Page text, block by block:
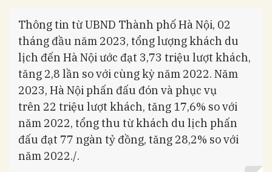
Thông tin từ UBND Thành phố Hà Nội, 02
tháng đầu năm 2023, tổng lượng khách du
lịch đến Hà Nội ước đạt 3,73 triệu lượt khách,
tăng 2,8 lần so với cùng kỳ năm 2022. Năm
2023, Hà Nội phấn đấu đón và phục vụ
trên 22 triệu lượt khách, tăng 17,6% so với
năm 2022, tổng thu từ khách du lịch phấn
đấu đạt 77 ngàn tỷ đồng, tăng 28,2% so với
năm 2022./.